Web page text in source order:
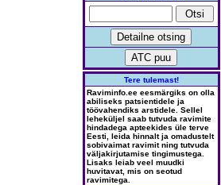
Tere tulemast!
Raviminfo.ee eesmärgiks on olla
abiliseks patsientidele ja
töövahendiks arstidele. Sellel
leheküljel saab tutvuda ravimite
hindadega apteekides üle terve
Eesti, leida hinnalt ja omadustelt
sobivaimat ravimit ning tutvuda
väljakirjutamise tingimustega.
Lisaks leiab veel muudki
huvitavat, mis on seotud
ravimitega.